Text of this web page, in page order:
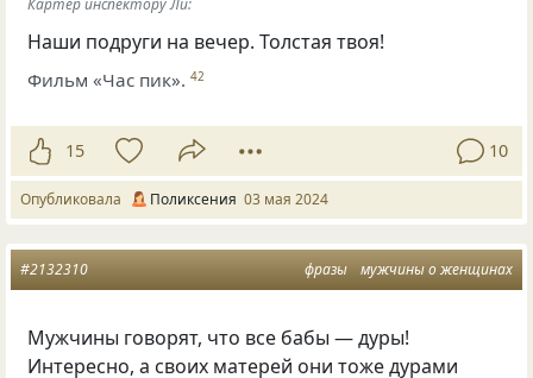
Картер инспектору Ли:
Наши подруги на вечер. Толстая твоя!
Фильм «Час пик». 42
15 10
Опубликовала Поликсения 03 мая 2024
фразы мужчины о женщинах
#2132310
Мужчины говорят, что все бабы — дуры!
Интересно, а своих матерей они тоже дурами